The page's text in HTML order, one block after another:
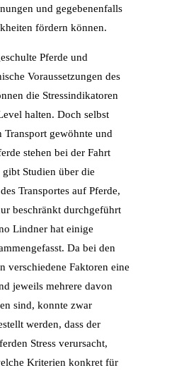
und gegebenenfalls
fördern können.
Pferde und
Voraussetzungen des
die Stressindikatoren
halten. Doch selbst
Transport gewöhnte und
stehen bei der Fahrt
gibt Studien über die
Transportes auf Pferde,
beschränkt durchgeführt
Lindner hat einige
Da bei den
verschiedene Faktoren eine
jeweils mehrere davon
sind, konnte zwar
werden, dass der
Stress verursacht,
Kriterien konkret für